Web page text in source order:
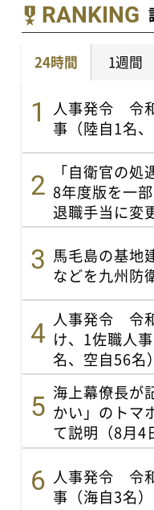
RANKING
24時間 1週間
人事発令 令
事（陸自1名
「自衛官の
8年度版を一
退職手当に変
馬毛島の基地
などを九州防
人事発令 令
け、1佐職人
名、空自56名）
海上幕僚長が
かい」のトマ
て説明（8月4
人事発令 令
事（海自3名）